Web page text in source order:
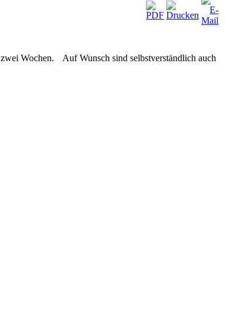
Wochen. Auf Wunsch sind selbstverständlich auch